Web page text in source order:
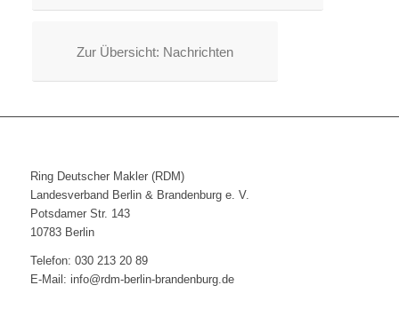
Zur Übersicht: Nachrichten
Ring Deutscher Makler (RDM)
Landesverband Berlin & Brandenburg e. V.
Potsdamer Str. 143
10783 Berlin
Telefon: 030 213 20 89
E-Mail: info@rdm-berlin-brandenburg.de